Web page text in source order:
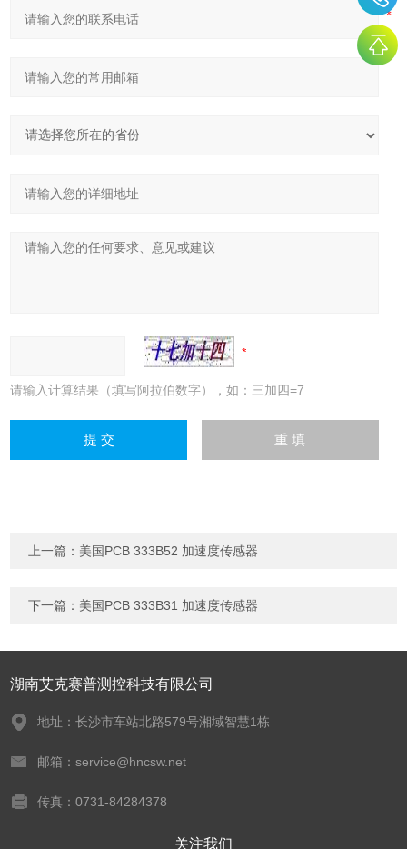
请输入计算结果（填写阿拉伯数字），如：三加四=7
上一篇： 美国PCB 333B52 加速度传感器
下一篇： 美国PCB 333B31 加速度传感器
湖南艾克赛普测控科技有限公司
地址：长沙市车站北路579号湘域智慧1栋
邮箱：service@hncsw.net
传真：0731-84284378
关注我们